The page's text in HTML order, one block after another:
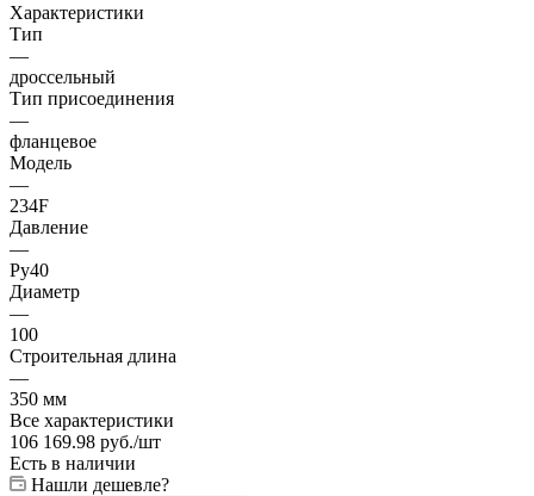
Характеристики
Тип
—
дроссельный
Тип присоединения
—
фланцевое
Модель
—
234F
Давление
—
Ру40
Диаметр
—
100
Строительная длина
—
350 мм
Все характеристики
106 169.98 руб./шт
Есть в наличии
Нашли дешевле?